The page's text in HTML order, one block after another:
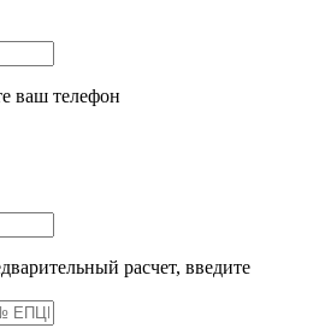
ваш телефон
расчет, введите